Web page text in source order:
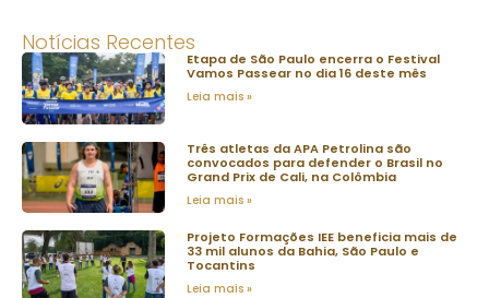
Notícias Recentes
Etapa de São Paulo encerra o Festival
Vamos Passear no dia 16 deste mês
Leia mais »
Três atletas da APA Petrolina são
convocados para defender o Brasil no
Grand Prix de Cali, na Colômbia
Leia mais »
Projeto Formações IEE beneficia mais de
33 mil alunos da Bahia, São Paulo e
Tocantins
Leia mais »